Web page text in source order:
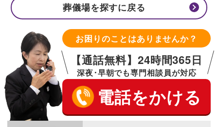
葬儀場を探すに戻る
お困りのことはありませんか？
【通話無料】24時間365日
深夜･早朝でも専門相談員が対応
電話をかける